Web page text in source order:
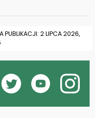
PUBLIKACJI: 2 LIPCA 2026,